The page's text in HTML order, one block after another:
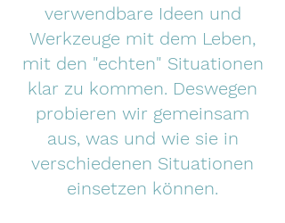
verwendbare Ideen und
Werkzeuge mit dem Leben,
mit den "echten" Situationen
klar zu kommen. Deswegen
probieren wir gemeinsam
aus, was und wie sie in
verschiedenen Situationen
einsetzen können.